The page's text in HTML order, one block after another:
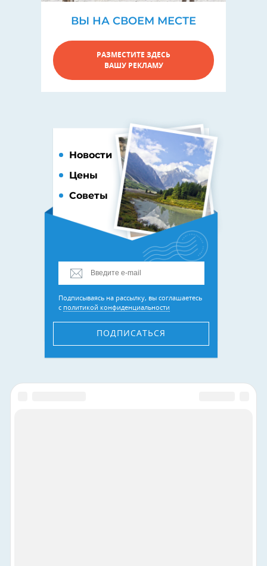
ВЫ НА СВОЕМ МЕСТЕ
РАЗМЕСТИТЕ ЗДЕСЬ
ВАШУ РЕКЛАМУ
Новости
Цены
Советы
Подписываясь на рассылку, вы соглашаетесь
с политикой конфиденциальности
ПОДПИСАТЬСЯ